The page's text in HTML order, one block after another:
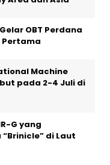
OBT Perdana
Pertama
Machine
pada 2-4 Juli di
G yang
di Laut